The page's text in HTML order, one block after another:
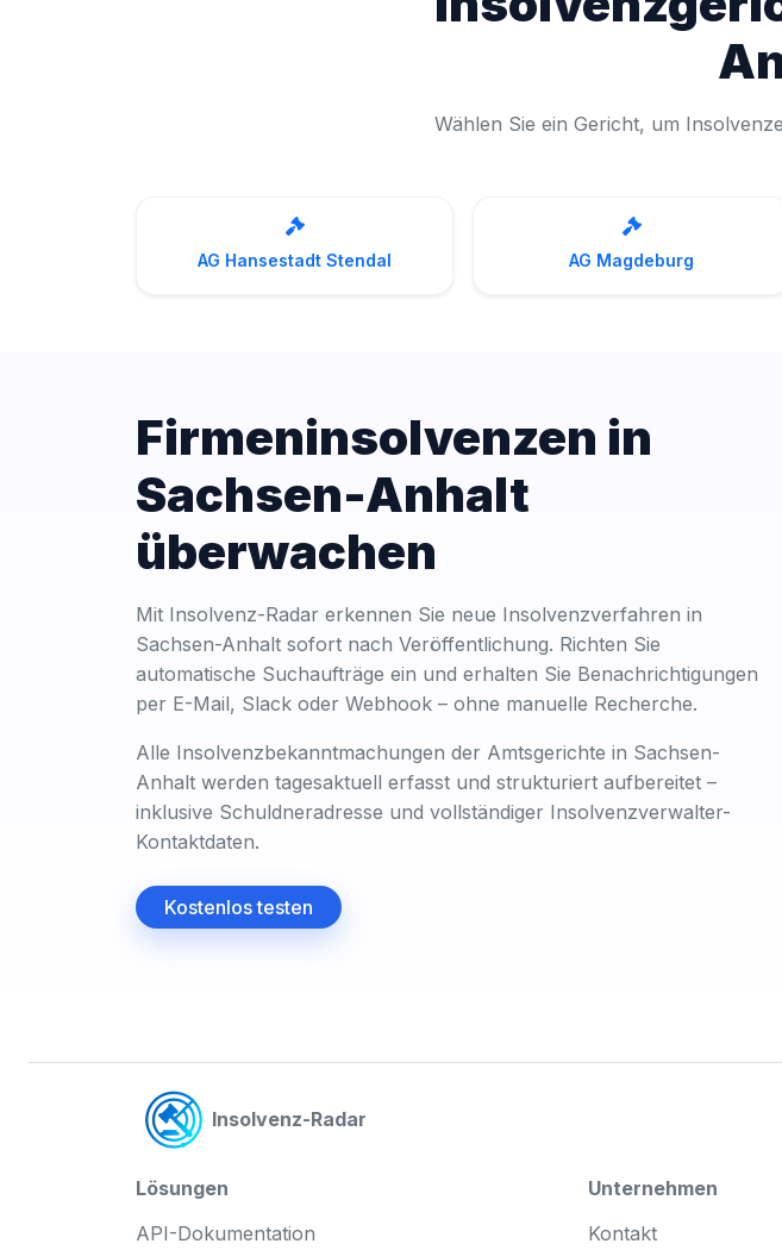
Wählen Sie ein Gericht, um
AG Hansestadt Stendal AG Magdeburg
Firmeninsolvenzen in
Sachsen-Anhalt
überwachen
Mit Insolvenz-Radar erkennen Sie neue Insolvenzverfahren in
Sachsen-Anhalt sofort nach Veröffentlichung. Richten Sie
automatische Suchaufträge ein und erhalten Sie Benachrichtigungen
per E-Mail, Slack oder Webhook – ohne manuelle Recherche.
Alle Insolvenzbekanntmachungen der Amtsgerichte in Sachsen-
Anhalt werden tagesaktuell erfasst und strukturiert aufbereitet –
inklusive Schuldneradresse und vollständiger Insolvenzverwalter-
Kontaktdaten.
Kostenlos testen
Insolvenz-Radar
Lösungen
API-Dokumentation
Unternehmen
Kontakt